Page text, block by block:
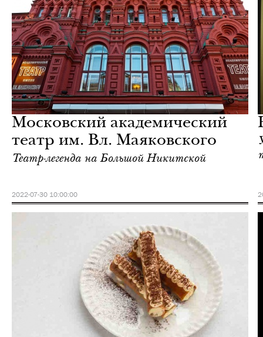
Московский академический
театр им. Вл. Маяковского
Театр-легенда на Большой Никитской
2022-07-30 10:00:00